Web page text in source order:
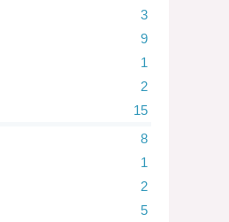
3
9
1
2
15
8
1
2
5